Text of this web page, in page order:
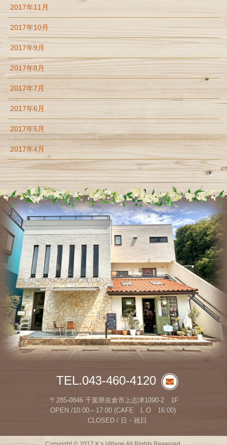
2017年11月
2017年10月
2017年9月
2017年8月
2017年7月
2017年6月
2017年5月
2017年4月
TEL.043-460-4120
〒285-0846 千葉県佐倉市上志津1090-2 1F
OPEN /10:00～17:00 (CAFE L.O 16:00)
CLOSED / 日・祝日